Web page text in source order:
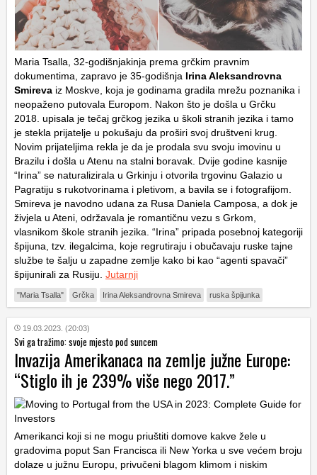
Maria Tsalla, 32-godišnjakinja prema grčkim pravnim
dokumentima, zapravo je 35-godišnja Irina Aleksandrovna
Smireva iz Moskve, koja je godinama gradila mrežu poznanika i
neopaženo putovala Europom. Nakon što je došla u Grčku
2018. upisala je tečaj grčkog jezika u školi stranih jezika i tamo
je stekla prijatelje u pokušaju da proširi svoj društveni krug.
Novim prijateljima rekla je da je prodala svu svoju imovinu u
Brazilu i došla u Atenu na stalni boravak. Dvije godine kasnije
“Irina” se naturalizirala u Grkinju i otvorila trgovinu Galazio u
Pagratiju s rukotvorinama i pletivom, a bavila se i fotografijom.
Smireva je navodno udana za Rusa Daniela Camposa, a dok je
živjela u Ateni, održavala je romantičnu vezu s Grkom,
vlasnikom škole stranih jezika. “Irina” pripada posebnoj kategoriji
špijuna, tzv. ilegalcima, koje regrutiraju i obučavaju ruske tajne
službe te šalju u zapadne zemlje kako bi kao “agenti spavači”
špijunirali za Rusiju. Jutarnji
"Maria Tsalla" Grčka Irina Aleksandrovna Smireva ruska špijunka
19.03.2023. (20:03)
Svi ga tražimo: svoje mjesto pod suncem
Invazija Amerikanaca na zemlje južne Europe:
“Stiglo ih je 239% više nego 2017.”
Amerikanci koji si ne mogu priuštiti domove kakve žele u
gradovima poput San Francisca ili New Yorka u sve većem broju
dolaze u južnu Europu, privučeni blagom klimom i niskim